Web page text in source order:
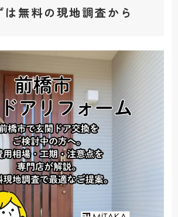
は無料の現地調査から